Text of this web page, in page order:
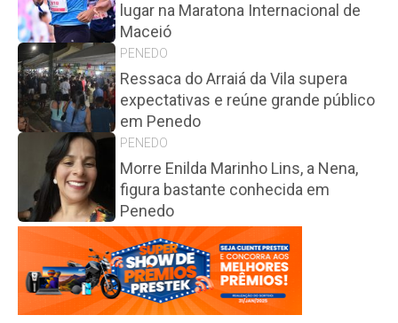
lugar na Maratona Internacional de
Maceió
PENEDO
Ressaca do Arraiá da Vila supera
expectativas e reúne grande público
em Penedo
PENEDO
Morre Enilda Marinho Lins, a Nena,
figura bastante conhecida em
Penedo